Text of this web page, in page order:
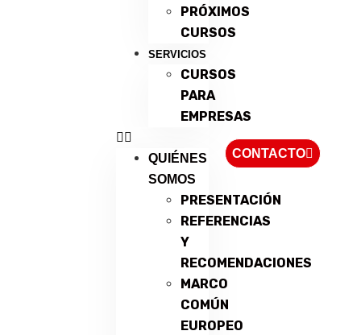
PRÓXIMOS
CURSOS
SERVICIOS
CURSOS
PARA
EMPRESAS
QUIÉNES
SOMOS
PRESENTACIÓN
REFERENCIAS
Y
RECOMENDACIONES
MARCO
COMÚN
EUROPEO
CONTACTO